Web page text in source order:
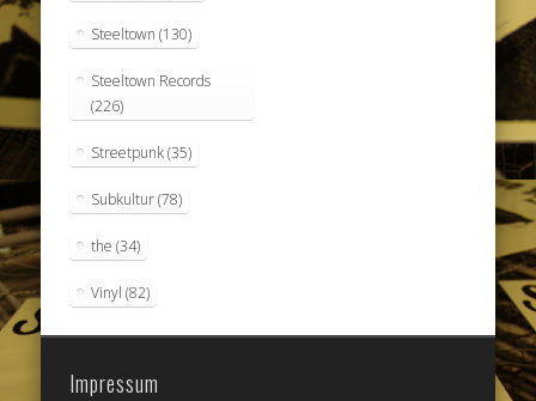
Steeltown (130)
Steeltown Records
(226)
Streetpunk(35)
Subkultur(78)
the (34)
Vinyl (82)
Impressum